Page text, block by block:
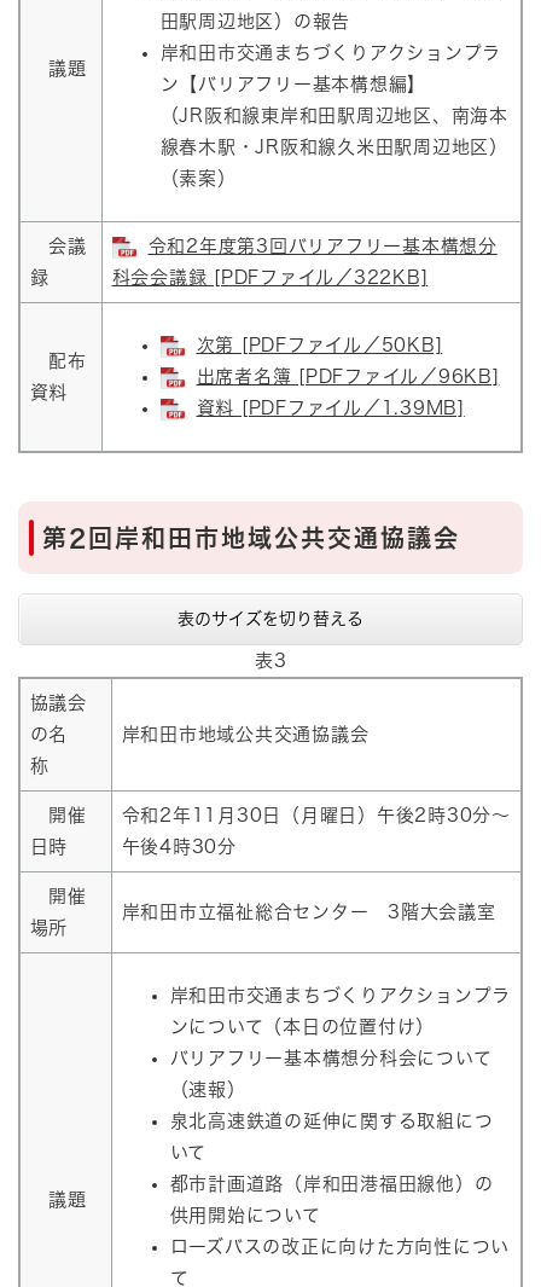
議題
田駅周辺地区）の報告
岸和田市交通まちづくりアクションプラ
ン【バリアフリー基本構想編】
（JR阪和線東岸和田駅周辺地区、南海本
線春木駅・JR阪和線久米田駅周辺地区）
（素案）
会議
録
令和2年度第3回バリアフリー基本構想分
科会会議録 [PDFファイル／322KB]
配布
資料
次第 [PDFファイル／50KB]
出席者名簿 [PDFファイル／96KB]
資料 [PDFファイル／1.39MB]
第2回岸和田市地域公共交通協議会
表のサイズを切り替える
表3
協議会
の名
称
岸和田市地域公共交通協議会
開催
日時
令和2年11月30日（月曜日）午後2時30分～
午後4時30分
開催
場所
岸和田市立福祉総合センター 3階大会議室
議題
岸和田市交通まちづくりアクションプラ
ンについて（本日の位置付け）
バリアフリー基本構想分科会について
（速報）
泉北高速鉄道の延伸に関する取組につ
いて
都市計画道路（岸和田港福田線他）の
供用開始について
ローズバスの改正に向けた方向性につい
て